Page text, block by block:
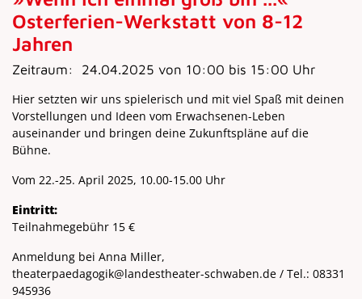
Osterferien-Werkstatt von 8-12
Jahren
Zeitraum: 24.04.2025 von 10:00 bis 15:00 Uhr
Hier setzten wir uns spielerisch und mit viel Spaß mit deinen
Vorstellungen und Ideen vom Erwachsenen-Leben
auseinander und bringen deine Zukunftspläne auf die
Bühne.
Vom 22.-25. April 2025, 10.00-15.00 Uhr
Eintritt:
Teilnahmegebühr 15 €
Anmeldung bei Anna Miller,
theaterpaedagogik@landestheater-schwaben.de / Tel.: 08331
945936